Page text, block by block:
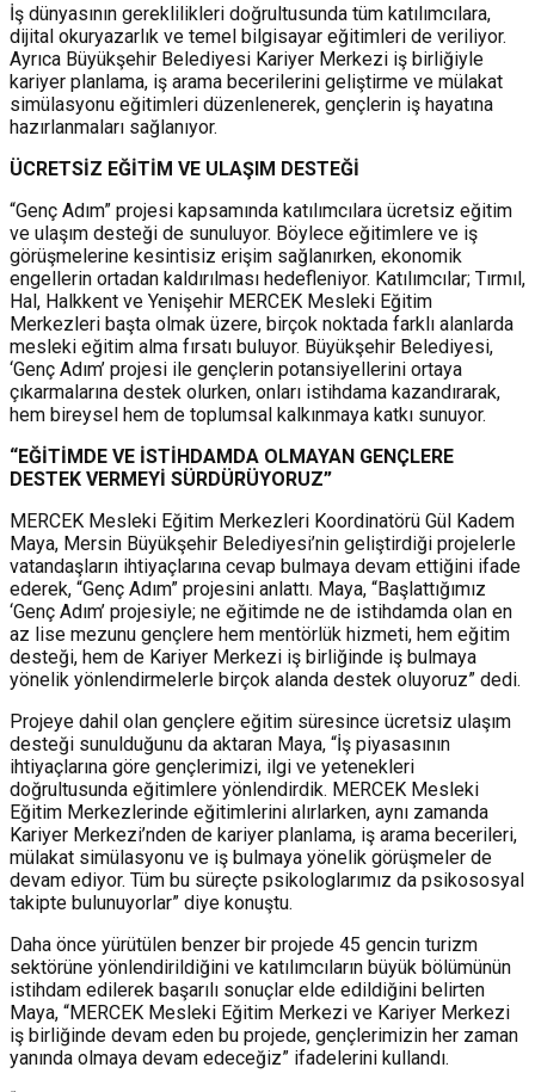
İş dünyasının gereklilikleri doğrultusunda tüm katılımcılara,
dijital okuryazarlık ve temel bilgisayar eğitimleri de veriliyor.
Ayrıca Büyükşehir Belediyesi Kariyer Merkezi iş birliğiyle
kariyer planlama, iş arama becerilerini geliştirme ve mülakat
simülasyonu eğitimleri düzenlenerek, gençlerin iş hayatına
hazırlanmaları sağlanıyor.
ÜCRETSİZ EĞİTİM VE ULAŞIM DESTEĞİ
“Genç Adım” projesi kapsamında katılımcılara ücretsiz eğitim
ve ulaşım desteği de sunuluyor. Böylece eğitimlere ve iş
görüşmelerine kesintisiz erişim sağlanırken, ekonomik
engellerin ortadan kaldırılması hedefleniyor. Katılımcılar; Tırmıl,
Hal, Halkkent ve Yenişehir MERCEK Mesleki Eğitim
Merkezleri başta olmak üzere, birçok noktada farklı alanlarda
mesleki eğitim alma fırsatı buluyor. Büyükşehir Belediyesi,
‘Genç Adım’ projesi ile gençlerin potansiyellerini ortaya
çıkarmalarına destek olurken, onları istihdama kazandırarak,
hem bireysel hem de toplumsal kalkınmaya katkı sunuyor.
“EĞİTİMDE VE İSTİHDAMDA OLMAYAN GENÇLERE
DESTEK VERMEYİ SÜRDÜRÜYORUZ”
MERCEK Mesleki Eğitim Merkezleri Koordinatörü Gül Kadem
Maya, Mersin Büyükşehir Belediyesi’nin geliştirdiği projelerle
vatandaşların ihtiyaçlarına cevap bulmaya devam ettiğini ifade
ederek, “Genç Adım” projesini anlattı. Maya, “Başlattığımız
‘Genç Adım’ projesiyle; ne eğitimde ne de istihdamda olan en
az lise mezunu gençlere hem mentörlük hizmeti, hem eğitim
desteği, hem de Kariyer Merkezi iş birliğinde iş bulmaya
yönelik yönlendirmelerle birçok alanda destek oluyoruz” dedi.
Projeye dahil olan gençlere eğitim süresince ücretsiz ulaşım
desteği sunulduğunu da aktaran Maya, “İş piyasasının
ihtiyaçlarına göre gençlerimizi, ilgi ve yetenekleri
doğrultusunda eğitimlere yönlendirdik. MERCEK Mesleki
Eğitim Merkezlerinde eğitimlerini alırlarken, aynı zamanda
Kariyer Merkezi’nden de kariyer planlama, iş arama becerileri,
mülakat simülasyonu ve iş bulmaya yönelik görüşmeler de
devam ediyor. Tüm bu süreçte psikologlarımız da psikososyal
takipte bulunuyorlar” diye konuştu.
Daha önce yürütülen benzer bir projede 45 gencin turizm
sektörüne yönlendirildiğini ve katılımcıların büyük bölümünün
istihdam edilerek başarılı sonuçlar elde edildiğini belirten
Maya, “MERCEK Mesleki Eğitim Merkezi ve Kariyer Merkezi
iş birliğinde devam eden bu projede, gençlerimizin her zaman
yanında olmaya devam edeceğiz” ifadelerini kullandı.